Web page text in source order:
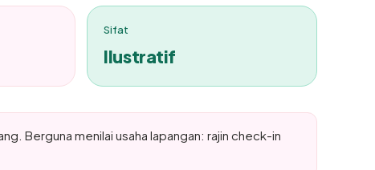
Sifat
Ilustratif
Berguna menilai usaha lapangan: rajin check-in